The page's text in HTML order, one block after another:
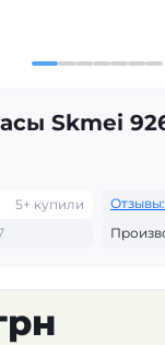
Skmei
5+ купили Отзывы: